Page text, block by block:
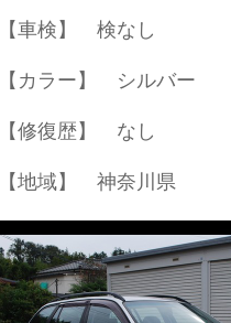
【車検】 検なし
【カラー】 シルバー
【修復歴】 なし
【地域】 神奈川県